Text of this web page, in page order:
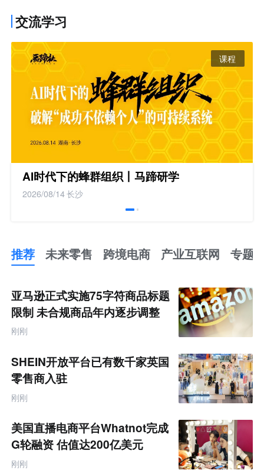
交流学习
课程
AI时代下的蜂群组织丨马蹄研学
2026/08/14长沙
推荐 未来零售 跨境电商 产业互联网 专题
未
来
零
售
跨
境
产
业
互
联
网
题
亚马逊正式实施75字符商品标题
限制 未合规商品年内逐步调整
刚刚
SHEIN开放平台已有数千家英国
零售商入驻
刚刚
美国直播电商平台Whatnot完成
G轮融资 估值达200亿美元
刚刚